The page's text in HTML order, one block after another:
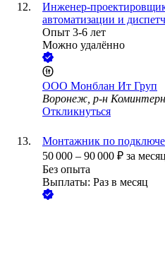
Инженер-
автоматизации и
Опыт 3-6 лет
Можно удалённо
ООО Монблан Ит Груп
Воронеж, р-н
Откликнуться
Монтажник по
50 000 – 90 000 ₽ за
Без опыта
Выплаты: Раз в месяц